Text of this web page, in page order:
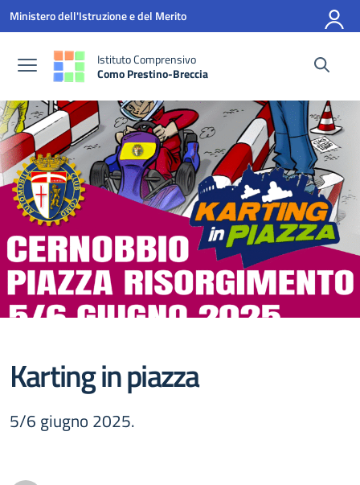
Vai ai contenuti
Vai al menu di navigazione
Vai al footer
Ministero dell'Istruzione e del Merito
Istituto Comprensivo
Como Prestino-Breccia
Karting in piazza
5/6 giugno 2025.